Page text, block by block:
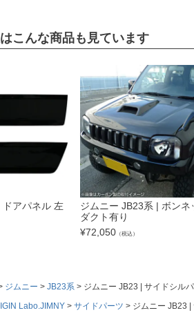
こんな商品も見ています
アパネル 左
ジムニー JB23系 | ボンネ
ダクト有り
¥72,050 （税込）
ジムニー JB23系
ジムニー JB23 | サイドシル
Labo.JIMNY サイドパーツ ジムニー JB23